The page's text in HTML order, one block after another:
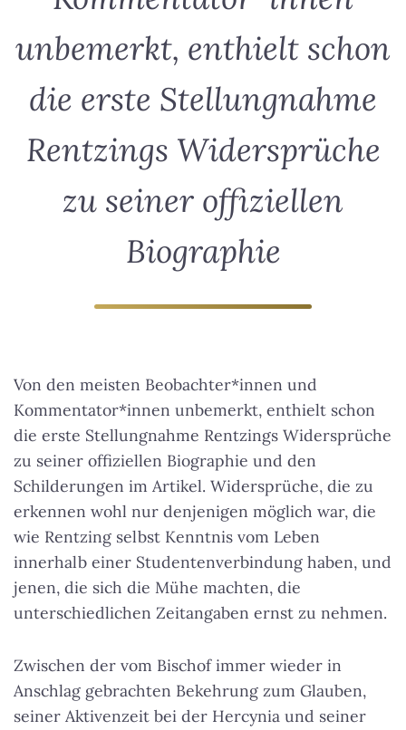
unbemerkt, enthielt schon
die erste Stellungnahme
Rentzings Widersprüche
zu seiner offiziellen
Biographie
Von den meisten Beobachter*innen und
Kommentator*innen unbemerkt, enthielt schon
die erste Stellungnahme Rentzings Widersprüche
zu seiner offiziellen Biographie und den
Schilderungen im Artikel. Widersprüche, die zu
erkennen wohl nur denjenigen möglich war, die
wie Rentzing selbst Kenntnis vom Leben
innerhalb einer Studentenverbindung haben, und
jenen, die sich die Mühe machten, die
unterschiedlichen Zeitangaben ernst zu nehmen.
Zwischen der vom Bischof immer wieder in
Anschlag gebrachten Bekehrung zum Glauben,
seiner Aktivenzeit bei der Hercynia und seiner